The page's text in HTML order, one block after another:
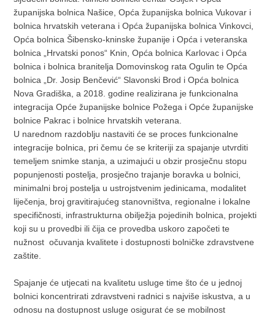
županijska bolnica Našice, Opća županijska bolnica Vukovar i
bolnica hrvatskih veterana i Opća županijska bolnica Vinkovci,
Opća bolnica Šibensko-kninske županije i Opća i veteranska
bolnica „Hrvatski ponos“ Knin, Opća bolnica Karlovac i Opća
bolnica i bolnica branitelja Domovinskog rata Ogulin te Opća
bolnica „Dr. Josip Benčević“ Slavonski Brod i Opća bolnica
Nova Gradiška, a 2018. godine realizirana je funkcionalna
integracija Opće županijske bolnice Požega i Opće županijske
bolnice Pakrac i bolnice hrvatskih veterana.
U narednom razdoblju nastaviti će se proces funkcionalne
integracije bolnica, pri čemu će se kriteriji za spajanje utvrditi
temeljem snimke stanja, a uzimajući u obzir prosječnu stopu
popunjenosti postelja, prosječno trajanje boravka u bolnici,
minimalni broj postelja u ustrojstvenim jedinicama, modalitet
liječenja, broj gravitirajućeg stanovništva, regionalne i lokalne
specifičnosti, infrastrukturna obilježja pojedinih bolnica, projekti
koji su u provedbi ili čija ce provedba uskoro započeti te
nužnost očuvanja kvalitete i dostupnosti bolničke zdravstvene
zaštite.
Spajanje će utjecati na kvalitetu usluge time što će u jednoj
bolnici koncentrirati zdravstveni radnici s najviše iskustva, a u
odnosu na dostupnost usluge osigurat će se mobilnost